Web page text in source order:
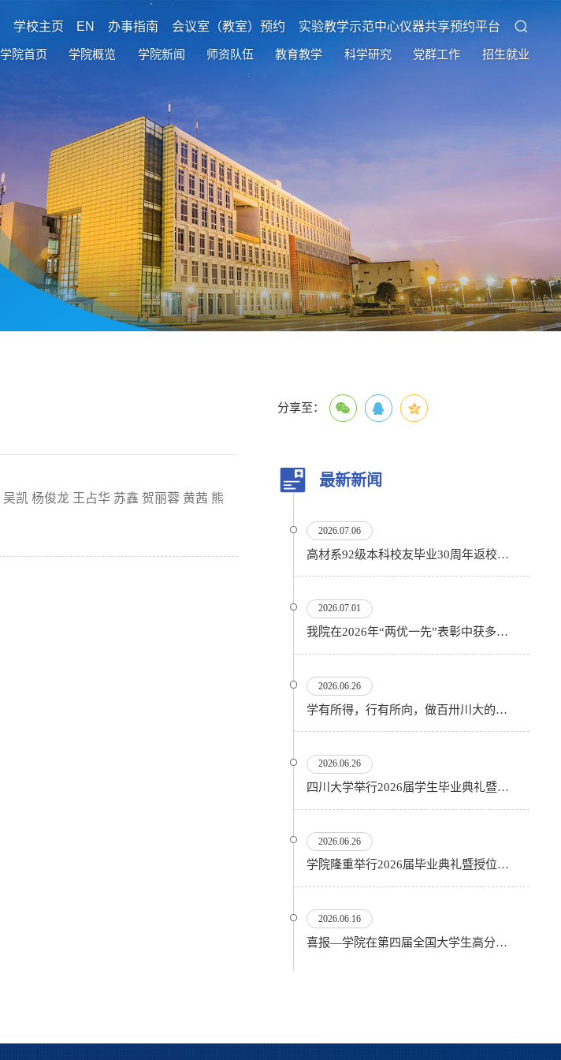
学校主页 EN 办事指南 会议室（教室）预约 实验教学示范中心仪器共享预约平台
学院首页 学院概览 学院新闻 师资队伍 教育教学 科学研究 党群工作 招生就业
吴凯 杨俊龙 王占华 苏鑫 贺丽蓉 黄茜 熊
分享至：
最新新闻
2026.07.06
高材系92级本科校友毕业30周年返校活动顺利举行
2026.07.01
我院在2026年“两优一先”表彰中获多项殊荣
2026.06.26
学有所得，行有所向，做百卅川大的薪火赓续者——校长汪劲松在四川大学2026届学生毕业典礼上的...
2026.06.26
四川大学举行2026届学生毕业典礼暨学位授予仪式
2026.06.26
​学院隆重举行2026届毕业典礼暨授位仪式
2026.06.16
喜报—学院在第四届全国大学生高分子材料实验实践虚拟仿真大赛再创佳绩